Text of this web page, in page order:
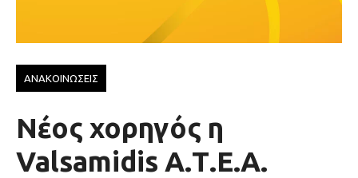
ΑΝΑΚΟΙΝΩΣΕΙΣ
Νέος χορηγός η
Valsamidis Α.Τ.Ε.Α.